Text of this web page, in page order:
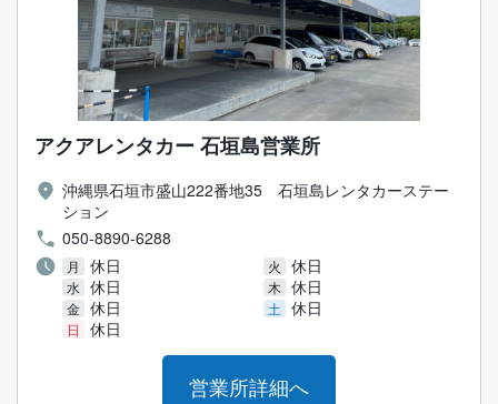
アクアレンタカー 石垣島営業所
沖縄県石垣市盛山222番地35 石垣島レンタカーステー
ション
050-8890-6288
月 休日 火 休日
水 休日 木 休日
金 休日 土 休日
日 休日
営業所詳細へ